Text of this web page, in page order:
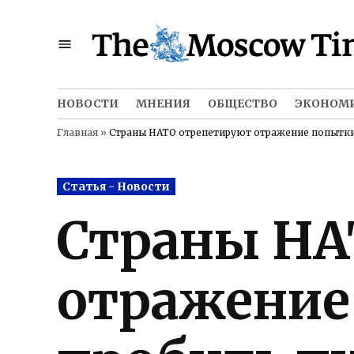
НОВОСТИ МНЕНИЯ ОБЩЕСТВО
Главная » Страны НАТО отрепетируют отражение
Posted
in
Статья - Новости
Страны